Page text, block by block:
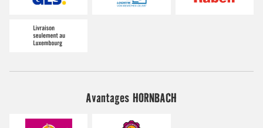
Avantages HORNBACH